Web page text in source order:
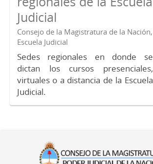
Judicial
Consejo de la Magistratura de la Nación,
Escuela Judicial
Sedes regionales en donde se
dictan los cursos presenciales,
virtuales o a distancia de la Escuela
Judicial.